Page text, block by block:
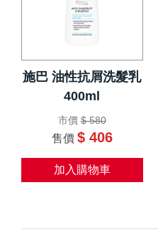
施巴 油性抗屑洗髮乳
400ml
市價 $ 580
售價 $ 406
加入購物車